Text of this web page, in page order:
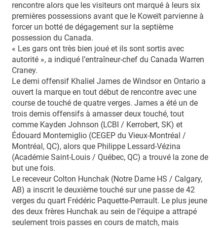
rencontre alors que les visiteurs ont marqué à leurs six
premières possessions avant que le Koweït parvienne à
forcer un botté de dégagement sur la septième
possession du Canada.
« Les gars ont très bien joué et ils sont sortis avec
autorité », a indiqué l’entraîneur-chef du Canada Warren
Craney.
Le demi offensif Khaliel James de Windsor en Ontario a
ouvert la marque en tout début de rencontre avec une
course de touché de quatre verges. James a été un de
trois demis offensifs à amasser deux touché, tout
comme Kayden Johnson (LCBI / Kerrobert, SK) et
Édouard Montemiglio (CEGEP du Vieux-Montréal /
Montréal, QC), alors que Philippe Lessard-Vézina
(Académie Saint-Louis / Québec, QC) a trouvé la zone de
but une fois.
Le receveur Colton Hunchak (Notre Dame HS / Calgary,
AB) a inscrit le deuxième touché sur une passe de 42
verges du quart Frédéric Paquette-Perrault. Le plus jeune
des deux frères Hunchak au sein de l’équipe a attrapé
seulement trois passes en cours de match, mais